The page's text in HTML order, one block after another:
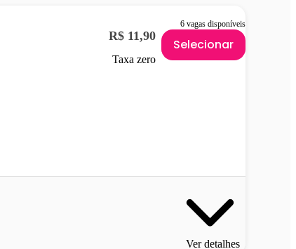
6 vagas disponíveis
R$ 11,90
Taxa zero
Selecionar
Ver detalhes